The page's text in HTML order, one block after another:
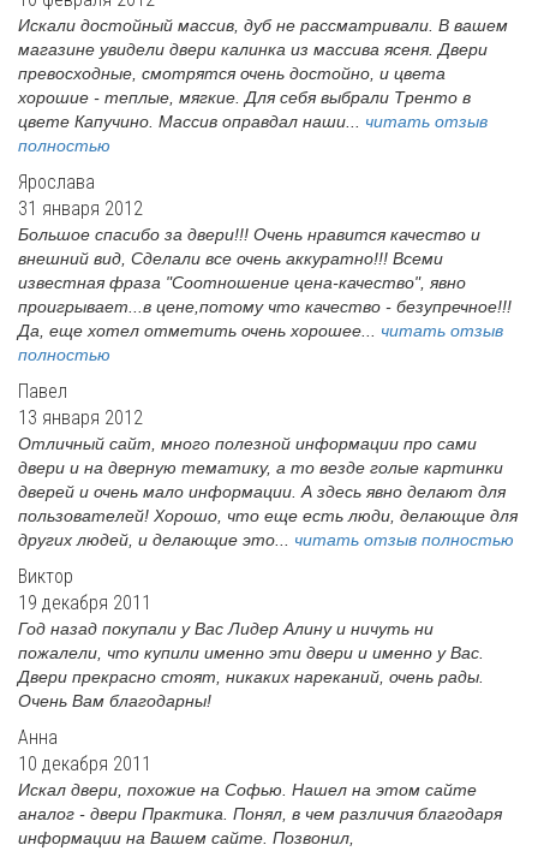
Искали достойный массив, дуб не рассматривали. В вашем
магазине увидели двери калинка из массива ясеня. Двери
превосходные, смотрятся очень достойно, и цвета
хорошие - теплые, мягкие. Для себя выбрали Тренто в
цвете Капучино. Массив оправдал наши... читать отзыв
полностью
Ярослава
31 января 2012
Большое спасибо за двери!!! Очень нравится качество и
внешний вид, Сделали все очень аккуратно!!! Всеми
известная фраза "Соотношение цена-качество", явно
проигрывает...в цене,потому что качество - безупречное!!!
Да, еще хотел отметить очень хорошее... читать отзыв
полностью
Павел
13 января 2012
Отличный сайт, много полезной информации про сами
двери и на дверную тематику, а то везде голые картинки
дверей и очень мало информации. А здесь явно делают для
пользователей! Хорошо, что еще есть люди, делающие для
других людей, и делающие это... читать отзыв полностью
Виктор
19 декабря 2011
Год назад покупали у Вас Лидер Алину и ничуть ни
пожалели, что купили именно эти двери и именно у Вас.
Двери прекрасно стоят, никаких нареканий, очень рады.
Очень Вам благодарны!
Анна
10 декабря 2011
Искал двери, похожие на Софью. Нашел на этом сайте
аналог - двери Практика. Понял, в чем различия благодаря
информации на Вашем сайте. Позвонил,